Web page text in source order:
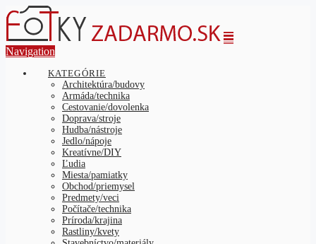
Navigation
KATEGÓRIE
Architektúra/budovy
Armáda/technika
Cestovanie/dovolenka
Doprava/stroje
Hudba/nástroje
Jedlo/nápoje
Kreatívne/DIY
Ľudia
Miesta/pamiatky
Obchod/priemysel
Predmety/veci
Počítače/technika
Príroda/krajina
Rastliny/kvety